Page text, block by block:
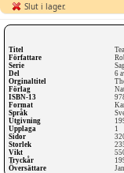
Titel
Författare
Serie
Del
6
Orginaltitel
Förlag
ISBN-13
Format
Språk
Utgivning
Upplaga
1
Sidor
Storlek
Vikt
Tryckår
Översättare
Slut i lager.